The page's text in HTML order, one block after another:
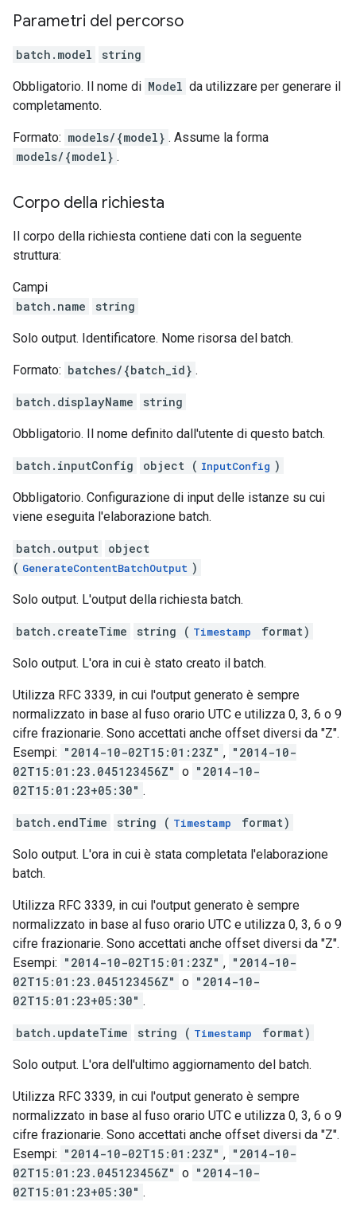
Parametri del percorso
batch.model string
Obbligatorio. Il nome di Model da utilizzare per generare il
completamento.
Formato: models/{model} . Assume la forma
models/{model} .
Corpo della richiesta
Il corpo della richiesta contiene dati con la seguente
struttura:
Campi
batch.name
string
Solo output. Identificatore. Nome risorsa del batch.
Formato: batches/{batch_id} .
batch.displayName string
Obbligatorio. Il nome definito dall'utente di questo batch.
batch.inputConfig object ( InputConfig )
Obbligatorio. Configurazione di input delle istanze su cui
viene eseguita l'elaborazione batch.
batch.output
object
( GenerateContentBatchOutput )
Solo output. L'output della richiesta batch.
batch.createTime string ( Timestamp format)
Solo output. L'ora in cui è stato creato il batch.
Utilizza RFC 3339, in cui l'output generato è sempre
normalizzato in base al fuso orario UTC e utilizza 0, 3, 6 o 9
cifre frazionarie. Sono accettati anche offset diversi da "Z".
Esempi: "2014-10-02T15:01:23Z" , "2014-10-
02T15:01:23.045123456Z" o "2014-10-
02T15:01:23+05:30" .
batch.endTime string ( Timestamp format)
Solo output. L'ora in cui è stata completata l'elaborazione
batch.
Utilizza RFC 3339, in cui l'output generato è sempre
normalizzato in base al fuso orario UTC e utilizza 0, 3, 6 o 9
cifre frazionarie. Sono accettati anche offset diversi da "Z".
Esempi: "2014-10-02T15:01:23Z" , "2014-10-
02T15:01:23.045123456Z" o "2014-10-
02T15:01:23+05:30" .
batch.updateTime string ( Timestamp format)
Solo output. L'ora dell'ultimo aggiornamento del batch.
Utilizza RFC 3339, in cui l'output generato è sempre
normalizzato in base al fuso orario UTC e utilizza 0, 3, 6 o 9
cifre frazionarie. Sono accettati anche offset diversi da "Z".
Esempi: "2014-10-02T15:01:23Z" , "2014-10-
02T15:01:23.045123456Z" o "2014-10-
02T15:01:23+05:30" .